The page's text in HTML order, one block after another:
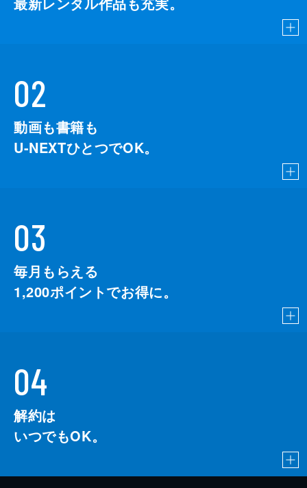
02
動画も書籍も
U-NEXTひとつでOK。
03
毎月もらえる
1,200ポイントでお得に。
04
解約は
いつでもOK。